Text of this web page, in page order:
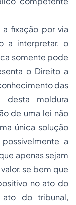
a fixação por via
a interpretar, o
somente pode
o Direito a
das
desta moldura
de uma lei não
única solução
a
apenas sejam
se bem que
no ato do
do tribunal,